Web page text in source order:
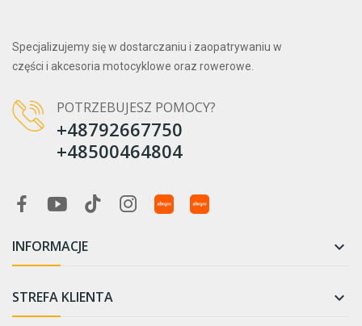
Specjalizujemy się w dostarczaniu i zaopatrywaniu w
części i akcesoria motocyklowe oraz rowerowe.
POTRZEBUJESZ POMOCY?
+48792667750
+48500464804
INFORMACJE 
STREFA KLIENTA 